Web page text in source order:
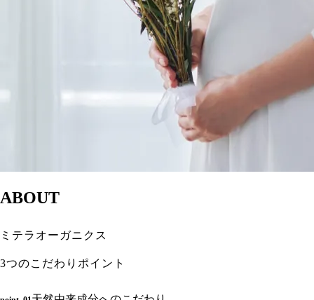
ABOUT
ミテラオーガニクス
3つのこだわりポイント